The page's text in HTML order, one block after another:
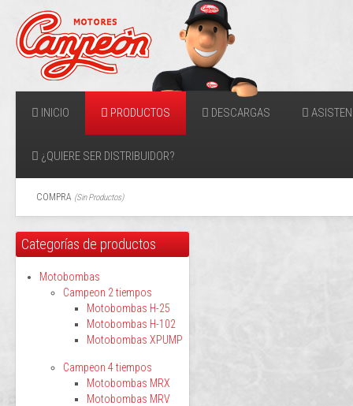
INICIO PRODUCTOS DESCARGAS
¿QUIERE SER DISTRIBUIDOR?
COMPRA (Sin Productos)
Categorías de productos
Motobombas
Campeon 2 tiempos
Motobombas H-25
Motobombas H-102
Motobombas XPUMP
Campeon 4 tiempos
Motobombas MRX
Motobombas MRV